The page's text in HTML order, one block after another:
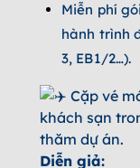
Miễn phí
hành trình
3, EB1/2…).
Cặp vé
khách sạn
thăm dự án.
Diễn giả: